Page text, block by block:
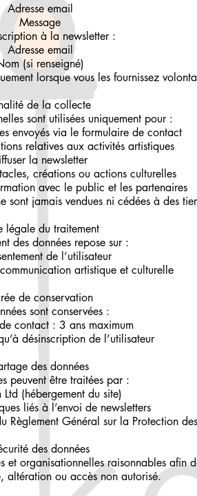
Adresse email
Message
à la newsletter :
Adresse email
(si renseigné)
lorsque vous les fournissez
de la collecte
sont utilisées uniquement pour :
envoyés via le formulaire de contact
relatives aux activités artistiques
la newsletter
créations ou actions culturelles
avec le public et les partenaires
sont jamais vendues ni cédées à des
légale du traitement
des données repose sur :
de l’utilisateur
artistique et culturelle
de conservation
sont conservées :
contact : 3 ans maximum
désinscription de l’utilisateur
des données
peuvent être traitées par :
(hébergement du site)
liés à l’envoi de newsletters
Règlement Général sur la Protection
des données
organisationnelles raisonnables afin
altération ou accès non autorisé.